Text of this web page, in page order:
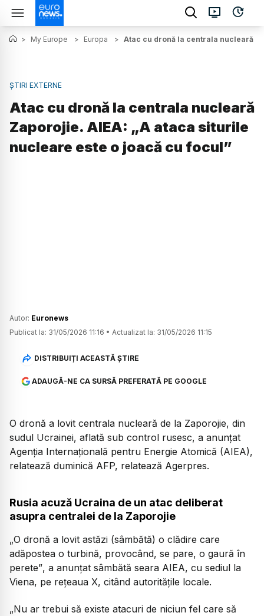
> My Europe > Europa > Atac cu dronă la centrala nucleară
ȘTIRI EXTERNE
Atac cu dronă la centrala nucleară
Zaporojie. AIEA: „A ataca siturile
nucleare este o joacă cu focul”
Autor: Euronews
Publicat la: 31/05/2026 11:16 • Actualizat la: 31/05/2026 11:15
DISTRIBUIȚI ACEASTĂ ȘTIRE
ADAUGĂ-NE CA SURSĂ PREFERATĂ PE GOOGLE
O dronă a lovit centrala nucleară de la Zaporojie, din
sudul Ucrainei, aflată sub control rusesc, a anunțat
Agenția Internațională pentru Energie Atomică (AIEA),
relatează duminică AFP, relatează Agerpres.
Rusia acuză Ucraina de un atac deliberat
asupra centralei de la Zaporojie
„O dronă a lovit astăzi (sâmbătă) o clădire care
adăpostea o turbină, provocând, se pare, o gaură în
perete”, a anunțat sâmbătă seara AIEA, cu sediul la
Viena, pe rețeaua X, citând autoritățile locale.
„Nu ar trebui să existe atacuri de niciun fel care să